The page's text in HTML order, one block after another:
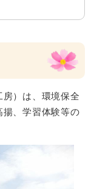
）は、環境保全
、学習体験等の